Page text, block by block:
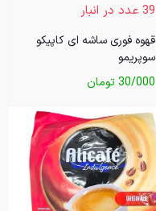
39 عدد در انبار
قهوه فوری ساشه ای کاپیکو
سوپریمو
30/000تومان